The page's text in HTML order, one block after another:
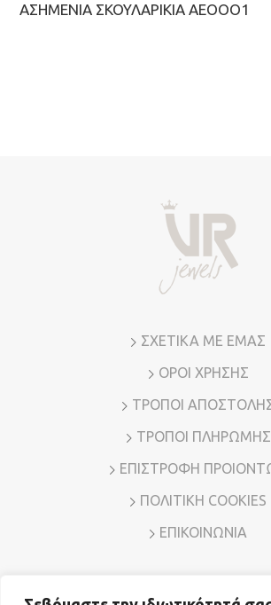
ΑΣΗΜΈΝΙΑ ΣΚΟΥΛΑΡΊΚΙΑ ΑΕΟΟΟ1
ΣΧΕΤΙΚΑ ΜΕ ΕΜΑΣ
ΟΡΟΙ ΧΡΗΣΗΣ
ΤΡΟΠΟΙ
ΤΡΟΠΟΙ ΠΛΗΡΩΜΗΣ
ΕΠΙΣΤΡΟΦΗ
ΠΟΛΙΤΙΚΗ COOKIES
ΕΠΙΚΟΙΝΩΝΙΑ